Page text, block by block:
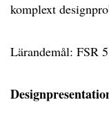
komplext
Lärandemål: FSR